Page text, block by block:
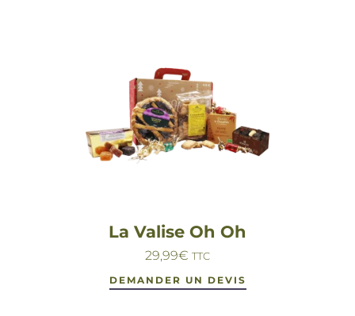
La Valise Oh Oh
29,99€ TTC
DEMANDER UN DEVIS